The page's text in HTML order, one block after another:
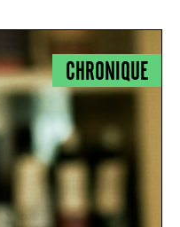
CHRONIQUE